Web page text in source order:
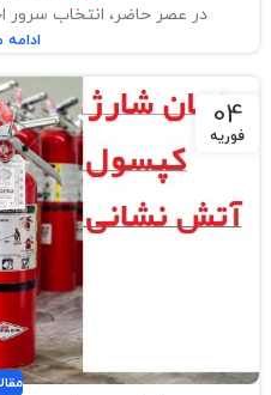
در عصر حاضر، انتخاب
04
فوریه